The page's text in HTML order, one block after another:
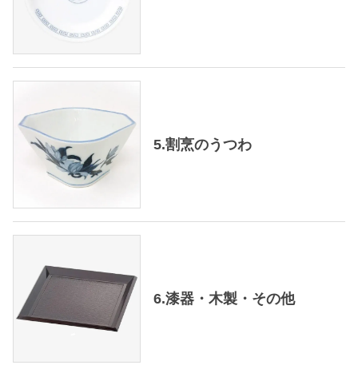
5.割烹のうつわ
6.漆器・木製・その他